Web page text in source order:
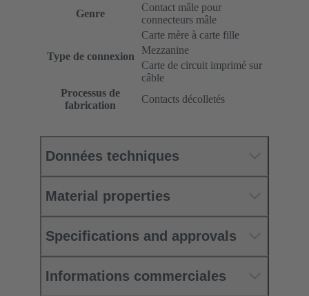
Genre
Contact mâle pour
connecteurs mâle
Type de connexion
Carte mère à carte fille
Mezzanine
Carte de circuit imprimé sur
câble
Processus de
fabrication
Contacts décolletés
Données techniques
Material properties
Specifications and approvals
Informations commerciales